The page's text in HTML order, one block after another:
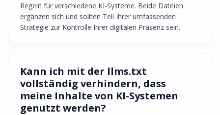
Regeln für verschiedene KI-Systeme. Beide Dateien
ergänzen sich und sollten Teil Ihrer umfassenden
Strategie zur Kontrolle Ihrer digitalen Präsenz sein.
Kann ich mit der llms.txt
vollständig verhindern, dass
meine Inhalte von KI-Systemen
genutzt werden?